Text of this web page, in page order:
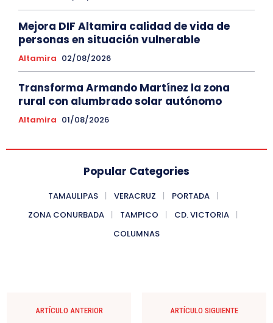
Mejora DIF Altamira calidad de vida de
personas en situación vulnerable
Altamira 02/08/2026
Transforma Armando Martínez la zona
rural con alumbrado solar autónomo
Altamira 01/08/2026
Popular Categories
TAMAULIPAS VERACRUZ
PORTADA
ZONA CONURBADA
TAMPICO
CD. VICTORIA
COLUMNAS
ARTÍCULO ANTERIOR ARTÍCULO SIGUIENTE